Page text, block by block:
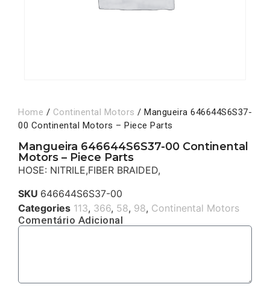
Home / Continental Motors / Mangueira 646644S6S37-
00 Continental Motors – Piece Parts
Mangueira 646644S6S37-00 Continental
Motors – Piece Parts
HOSE: NITRILE,FIBER BRAIDED,
SKU 646644S6S37-00
Categories 113, 366, 58, 98, Continental Motors
Comentário Adicional